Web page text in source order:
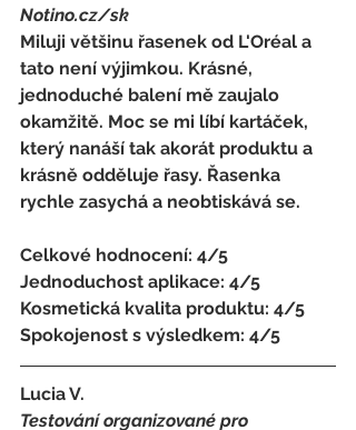
Notino.cz/sk
Miluji většinu řasenek od L'Oréal a
tato není výjimkou. Krásné,
jednoduché balení mě zaujalo
okamžitě. Moc se mi líbí kartáček,
který nanáší tak akorát produktu a
krásně odděluje řasy. Řasenka
rychle zasychá a neobtiskává se.
Celkové hodnocení: 4/5
Jednoduchost aplikace: 4/5
Kosmetická kvalita produktu: 4/5
Spokojenost s výsledkem: 4/5
Lucia V.
Testování organizované pro